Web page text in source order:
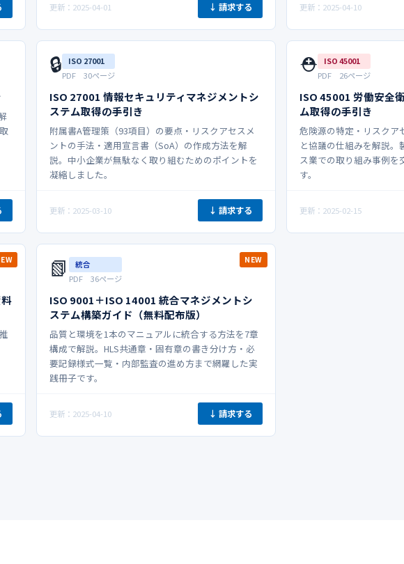
更新：2025-04-01 ↓ 請求する 更新：2025-04-10
🔒 ISO 27001
PDF 30ページ
ISO 27001 情報セキュリティマネジメントシ
ステム取得の手引き
附属書A管理策（93項目）の要点・リスクアセスメ
ントの手法・適用宣言書（SoA）の作成方法を解
説。中小企業が無駄なく取り組むためのポイントを
凝縮しました。
更新：2025-03-10 ↓ 請求する
⛑️ ISO 45001
PDF 26ページ
ISO 45001 労働安全
ム取得の手引き
危険源の特定・リスクア
と協議の仕組みを解説
ス業での取り組み事例を
す。
更新：2025-02-15
NEW
📗 統合
PDF 36ページ
ISO 9001＋ISO 14001 統合マネジメントシ
ステム構築ガイド（無料配布版）
品質と環境を1本のマニュアルに統合する方法を7章
構成で解説。HLS共通章・固有章の書き分け方・必
要記録様式一覧・内部監査の進め方まで網羅した実
践冊子です。
更新：2025-04-10 ↓ 請求する